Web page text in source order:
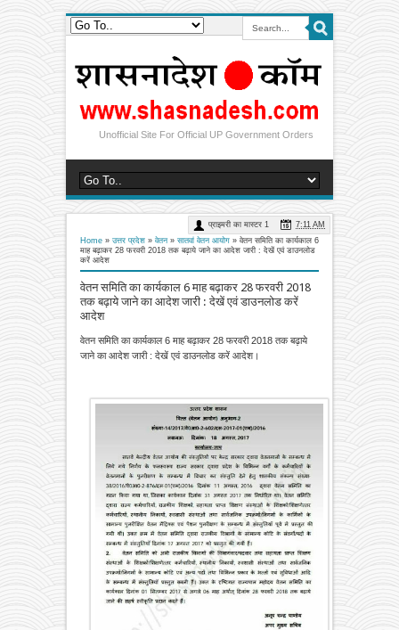
Unofficial Site For Official UP Government Orders
Home » उत्तर प्रदेश » वेतन» सातवां वेतन आयोग » वेतन समिति का कार्यकाल 6
माह बढ़ाकर 28 फरवरी 2018 तक बढ़ाये जाने का आदेश जारी : देखें एवं डाउनलोड
करें आदेश
वेतन समिति का कार्यकाल 6 माह बढ़ाकर 28 फरवरी 2018
तक बढ़ाये जाने का आदेश जारी : देखें एवं डाउनलोड करें
आदेश
प्राइमरी का मास्टर 1 7:11 AM
वेतन समिति का कार्यकाल 6 माह बढ़ाकर 28 फरवरी 2018 तक बढ़ाये
जाने का आदेश जारी : देखें एवं डाउनलोड करें आदेश।